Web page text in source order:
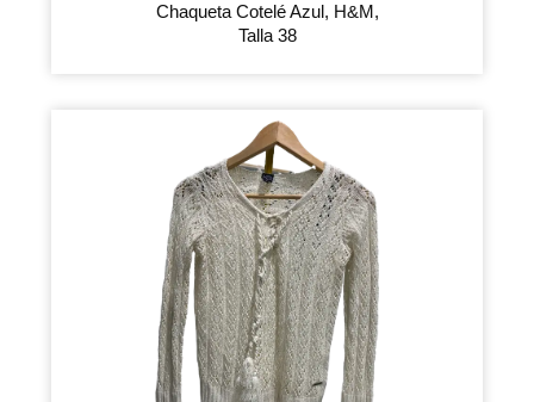
Chaqueta Cotelé Azul, H&M,
Talla 38